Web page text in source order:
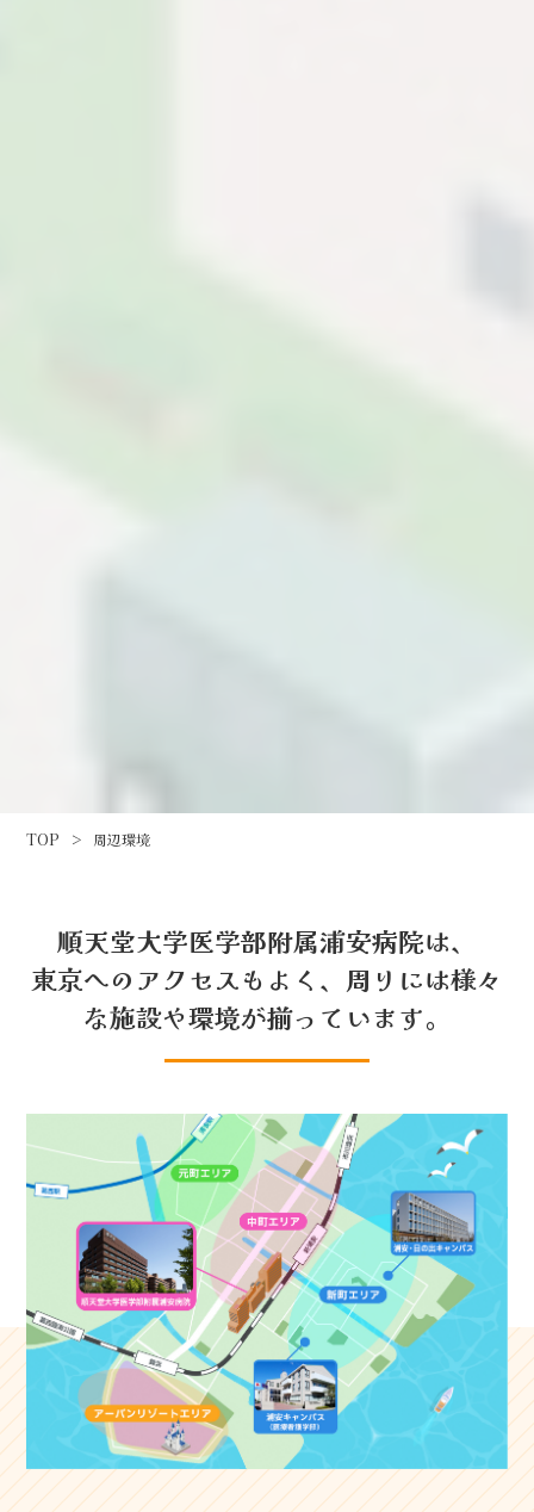
TOP > 周辺環境
順天堂大学医学部附属浦安病院は、
東京へのアクセスもよく、周りには様々
な施設や環境が揃っています。